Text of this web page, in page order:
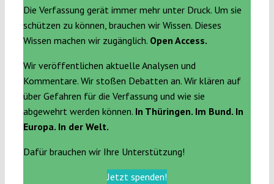
Die Verfassung gerät immer mehr unter Druck. Um sie
schützen zu können, brauchen wir Wissen. Dieses
Wissen machen wir zugänglich. Open Access.
Wir veröffentlichen aktuelle Analysen und
Kommentare. Wir stoßen Debatten an. Wir klären auf
über Gefahren für die Verfassung und wie sie
abgewehrt werden können. In Thüringen. Im Bund. In
Europa. In der Welt.
Dafür brauchen wir Ihre Unterstützung!
Jetzt spenden!